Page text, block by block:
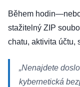
Během
stažitelný ZIP
chatu, aktivita účtu,
„Nenajdete
kybernetická